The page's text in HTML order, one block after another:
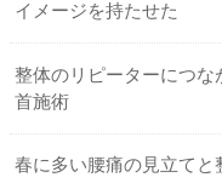
イメージを持たせた
整体のリピーターにつな
首施術
春に多い腰痛の見立てと